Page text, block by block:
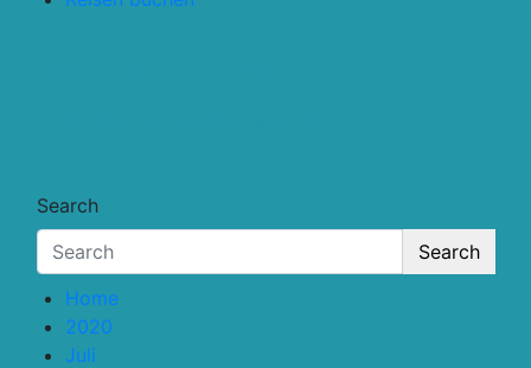
Search
Search
Home
2020
Juli